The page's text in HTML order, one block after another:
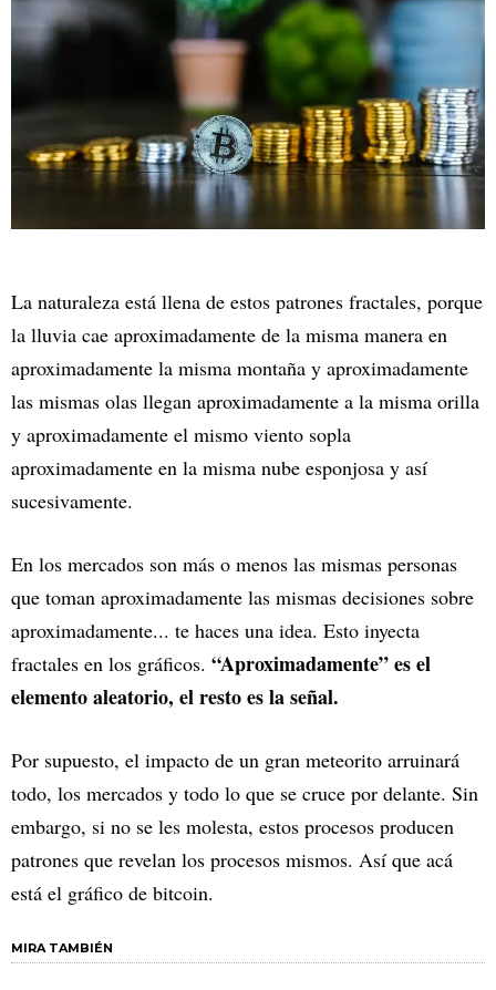
La naturaleza está llena de estos patrones fractales, porque
la lluvia cae aproximadamente de la misma manera en
aproximadamente la misma montaña y aproximadamente
las mismas olas llegan aproximadamente a la misma orilla
y aproximadamente el mismo viento sopla
aproximadamente en la misma nube esponjosa y así
sucesivamente.
En los mercados son más o menos las mismas personas
que toman aproximadamente las mismas decisiones sobre
aproximadamente... te haces una idea. Esto inyecta
fractales en los gráficos. “Aproximadamente” es el
elemento aleatorio, el resto es la señal.
Por supuesto, el impacto de un gran meteorito arruinará
todo, los mercados y todo lo que se cruce por delante. Sin
embargo, si no se les molesta, estos procesos producen
patrones que revelan los procesos mismos. Así que acá
está el gráfico de bitcoin.
MIRA TAMBIÉN